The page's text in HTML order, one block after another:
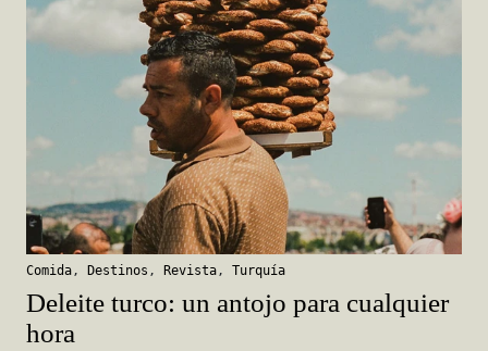
Comida, Destinos , Revista, Turquía
Deleite turco: un antojo para cualquier
hora